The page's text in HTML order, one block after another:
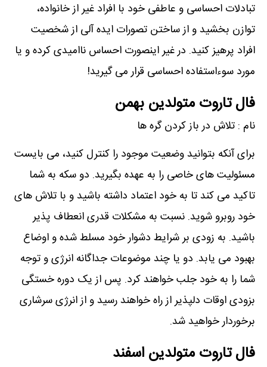
تبادلات احساسی و عاطفی خود با افراد غیر از خانواده،
توازن بخشید و از ساختن تصورات ایده آلی از شخصیت
افراد پرهیز کنید. در غیر اینصورت احساس ناامیدی کرده و یا
مورد سوءاستفاده احساسی قرار می گیرید!
فال تاروت متولدین بهمن
نام : تلاش در باز کردن گره ها
برای آنکه بتوانید وضعیت موجود را کنترل کنید، می بایست
مسئولیت های خاصی را به عهده بگیرید. دو سکه به شما
تاکید می کند تا به خود اعتماد داشته باشید و با تلاش های
خود روبرو شوید. نسبت به مشکلات قدری انعطاف پذیر
باشید. به زودی بر شرایط دشوار خود مسلط شده و اوضاع
بهبود می یابد. دو یا چند موضوعات جداگانه انرژی و توجه
شما را به خود جلب خواهند کرد. پس از یک دوره خستگی
بزودی اوقات دلپذیر از راه خواهند رسید و از انرژی سرشاری
برخوردار خواهید شد.
فال تاروت متولدین اسفند